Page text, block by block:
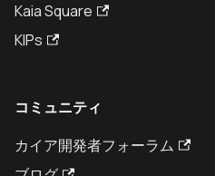
Kaia Square
KIPs
コミュニティ
カイア開発者フォーラム